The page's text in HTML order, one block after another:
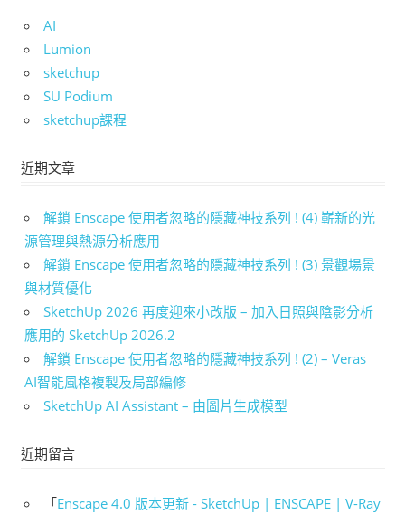
AI
Lumion
sketchup
SU Podium
sketchup課程
近期文章
解鎖 Enscape 使用者忽略的隱藏神技系列 ! (4) 嶄新的光
源管理與熱源分析應用
解鎖 Enscape 使用者忽略的隱藏神技系列 ! (3) 景觀場景
與材質優化
SketchUp 2026 再度迎來小改版 – 加入日照與陰影分析
應用的 SketchUp 2026.2
解鎖 Enscape 使用者忽略的隱藏神技系列 ! (2) – Veras
AI智能風格複製及局部編修
SketchUp AI Assistant – 由圖片生成模型
近期留言
「Enscape 4.0 版本更新 - SketchUp | ENSCAPE | V-Ray